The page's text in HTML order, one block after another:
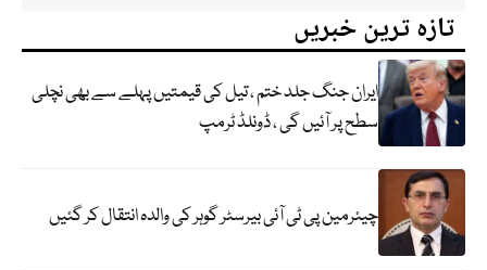
تازہ ترین خبریں
ایران جنگ جلد ختم ، تیل کی قیمتیں پہلے سے بھی نچلی
سطح پر آئیں گی ، ڈونلڈ ٹرمپ
چیئرمین پی ٹی آئی بیرسٹر گوہر کی والدہ انتقال کر گئیں